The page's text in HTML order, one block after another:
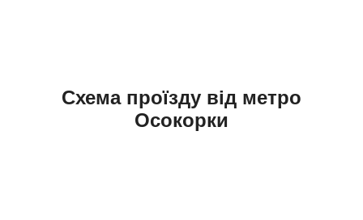
Схема проїзду від метро
Осокорки